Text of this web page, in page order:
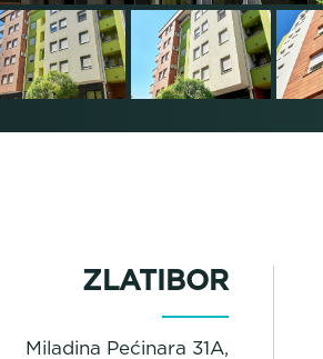
ZLATIBOR
Miladina Pećinara 31A,